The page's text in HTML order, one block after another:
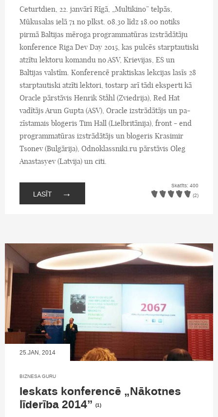
Ceturtdien, 22. janvārī Rīgā, „Multikino” telpās,
Mūkusalas ielā 71 no plkst. 08.30 līdz 18.00 notiks
pirmā Baltijas mēroga programmatūras izstrādātāju
konference Riga Dev Day 2015, kas pulcēs starptautiski
atzītu lektoru komandu no ASV, Krievijas, ES un
Baltijas valstīm. Konferencē praktiskas lekcijas lasīs 28
starptautiski atzīti lektori, tostarp arī tādi eksperti kā
Oracle pārstāvis Henrik Ståhl (Zviedrija), Red Hat
vadītājs Arun Gupta (ASV), Oracle izstrādātājs un pa-
zīstamais blogeris Tim Hall (Lielbritānija), front - end
programmatūras izstrādātājs un blogeris Krasimir
Tsonev (Bulgārija), Odnoklassniki.ru pārstāvis Oleg
Anastasyev (Latvija) un citi.
LASĪT →
Skatīts: 400
(2)
25.JAN, 2014
BIZNESA GURU
Ieskats konferencē „Nākotnes
līderība 2014” (1)